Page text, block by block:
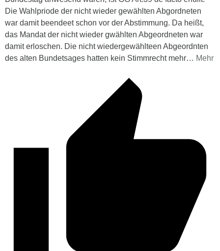
Die Wahlpriode der nicht wieder gewählten Abgordneten
war damit beendeet schon vor der Abstimmung. Da heißt,
das Mandat der nicht wieder gwählten Abgeordneten war
damit erloschen. Die nicht wiedergewählteen Abgeordnten
des alten Bundetsages hatten kein Stimmrecht mehr… Mehr